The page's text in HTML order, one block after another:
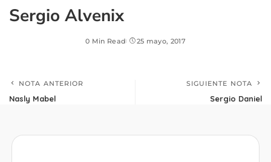
Sergio Alvenix
0 Min Read 25 mayo, 2017
NOTA ANTERIOR
Nasly Mabel
SIGUIENTE NOTA
Sergio Daniel